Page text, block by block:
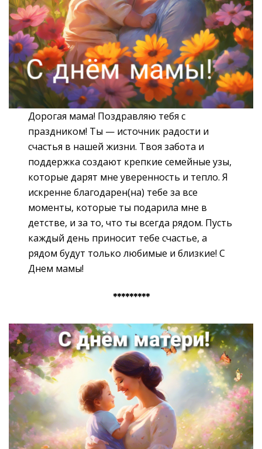
Дорогая мама! Поздравляю тебя с
праздником! Ты — источник радости и
счастья в нашей жизни. Твоя забота и
поддержка создают крепкие семейные узы,
которые дарят мне уверенность и тепло. Я
искренне благодарен(на) тебе за все
моменты, которые ты подарила мне в
детстве, и за то, что ты всегда рядом. Пусть
каждый день приносит тебе счастье, а
рядом будут только любимые и близкие! С
Днем мамы!
*********